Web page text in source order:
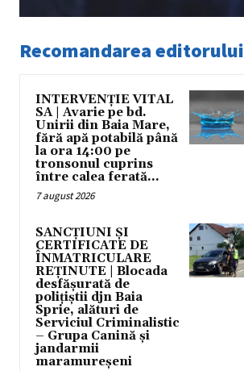
Recomandarea editorului
INTERVENȚIE VITAL
SA | Avarie pe bd.
Unirii din Baia Mare,
fără apă potabilă până
la ora 14:00 pe
tronsonul cuprins
între calea ferată...
7 august 2026
SANCȚIUNI ȘI
CERTIFICATE DE
ÎNMATRICULARE
REȚINUTE | Blocada
desfășurată de
polițiștii djn Baia
Sprie, alături de
Serviciul Criminalistic
– Grupa Canină și
jandarmii
maramureșeni